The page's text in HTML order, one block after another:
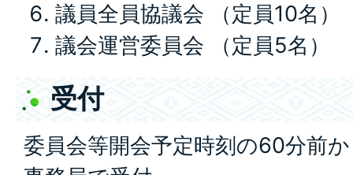
議員全員協議会 （定員10名）
議会運営委員会 （定員5名）
受付
委員会等開会予定時刻の60分前